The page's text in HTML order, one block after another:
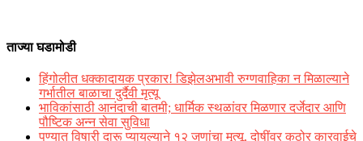
ताज्या घडामोडी
हिंगोलीत धक्कादायक प्रकार! डिझेलअभावी रुग्णवाहिका न मिळाल्याने
गर्भातील बाळाचा दुर्दैवी मृत्यू
भाविकांसाठी आनंदाची बातमी; धार्मिक स्थळांवर मिळणार दर्जेदार आणि
पौष्टिक अन्न सेवा सुविधा
पुण्यात विषारी दारू प्यायल्याने १२ जणांचा मृत्यू, दोषींवर कठोर कारवाईचे